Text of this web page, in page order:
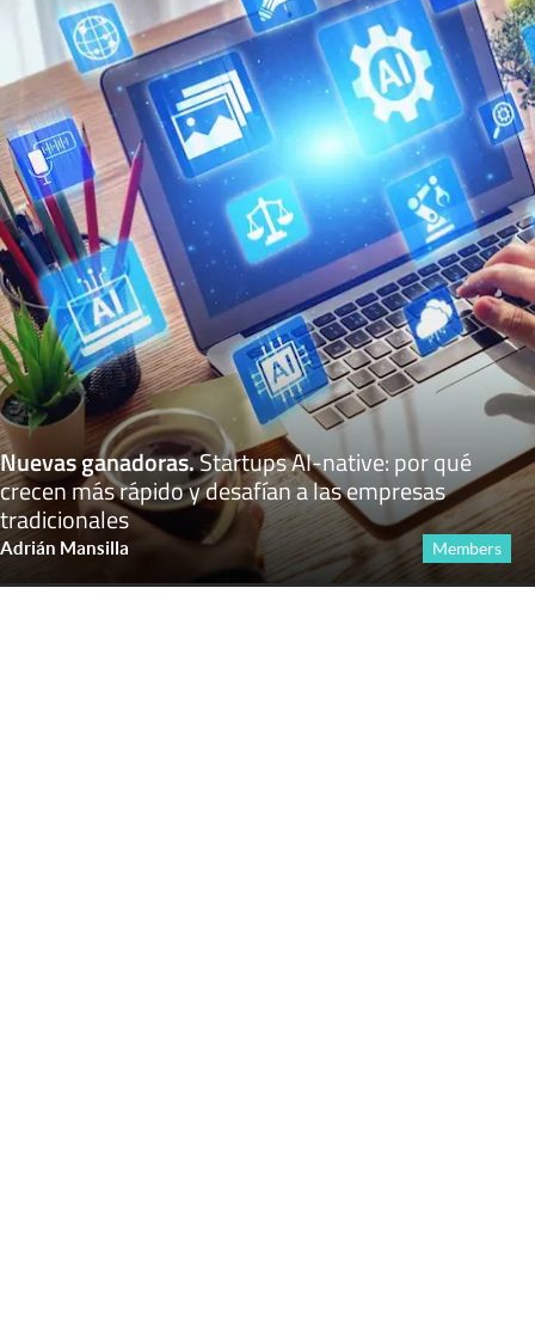
Nuevas ganadoras.Startups AI-native: por qué
crecen más rápido y desafían a las empresas
tradicionales
Adrián Mansilla Members